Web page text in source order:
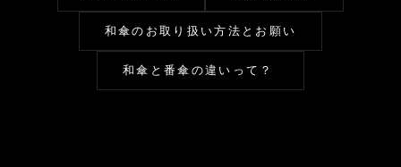
和傘のお取り扱い方法とお願い
和傘と番傘の違いって？